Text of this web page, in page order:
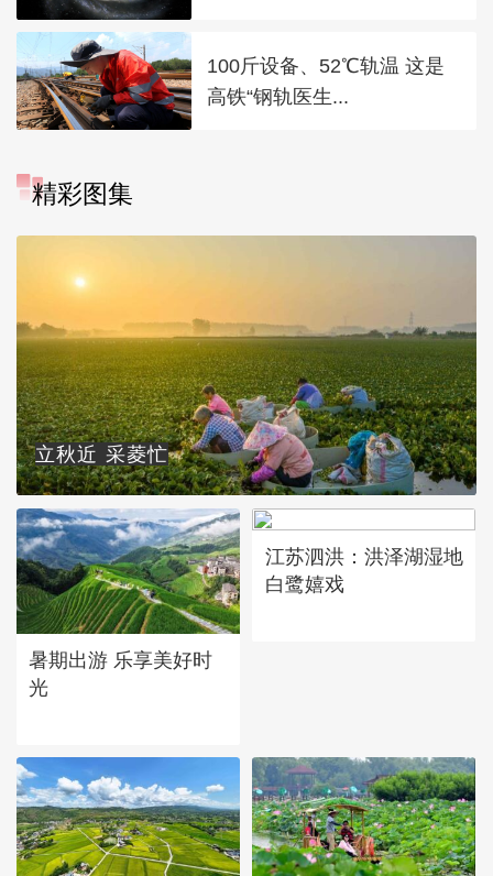
100斤设备、52℃轨温 这是
高铁“钢轨医生...
精彩图集
立秋近 采菱忙
暑期出游 乐享美好时
光
江苏泗洪：洪泽湖湿地
白鹭嬉戏